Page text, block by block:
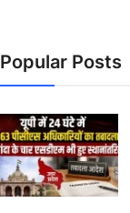
Popular Posts